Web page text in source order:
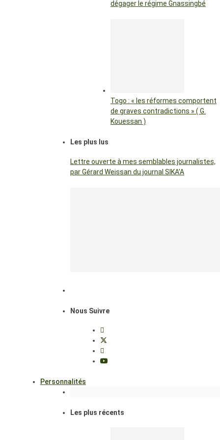
dégager le régime Gnassingbé
Togo : « les réformes comportent
de graves contradictions » ( G.
Kouessan )
Les plus lus
Lettre ouverte à mes semblables journalistes,
par Gérard Weissan du journal SIKA’A
Nous Suivre
Personnalités
Les plus récents